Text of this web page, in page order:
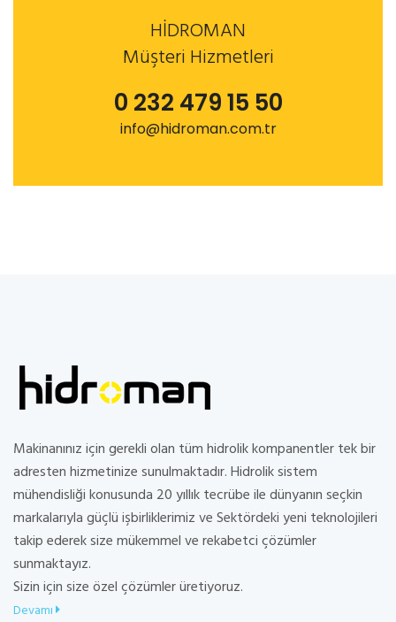
HİDROMAN
Müşteri Hizmetleri
0 232 479 15 50
info@hidroman.com.tr
Makinanınız için gerekli olan tüm hidrolik kompanentler tek bir
adresten hizmetinize sunulmaktadır. Hidrolik sistem
mühendisliği konusunda 20 yıllık tecrübe ile dünyanın seçkin
markalarıyla güçlü işbirliklerimiz ve Sektördeki yeni teknolojileri
takip ederek size mükemmel ve rekabetci çözümler
sunmaktayız.
Sizin için size özel çözümler üretiyoruz.
Devamı